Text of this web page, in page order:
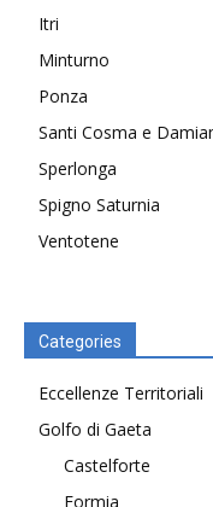
Itri
Minturno
Ponza
Santi Cosma e
Sperlonga
Spigno Saturnia
Ventotene
Categories
Eccellenze Territoriali
Golfo di Gaeta
Castelforte
Formia